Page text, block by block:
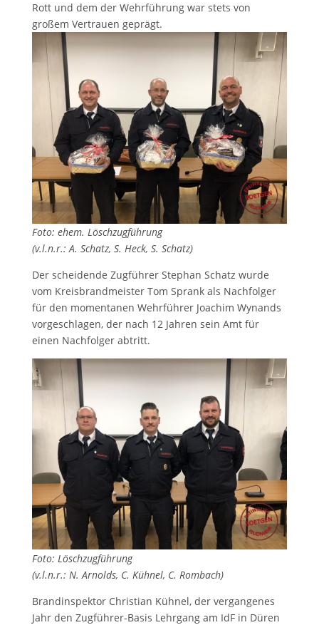
Rott und dem der Wehrführung war stets von
großem Vertrauen geprägt.
Foto: ehem. Löschzugführung
(v.l.n.r.: A. Schatz, S. Heck, S. Schatz)
Der scheidende Zugführer Stephan Schatz wurde
vom Kreisbrandmeister Tom Sprank als Nachfolger
für den momentanen Wehrführer Joachim Wynands
vorgeschlagen, der nach 12 Jahren sein Amt für
einen Nachfolger abtritt.
Foto: Löschzugführung
(v.l.n.r.: N. Arnolds, C. Kühnel, C. Rombach)
Brandinspektor Christian Kühnel, der vergangenes
Jahr den Zugführer-Basis Lehrgang am IdF in Düren